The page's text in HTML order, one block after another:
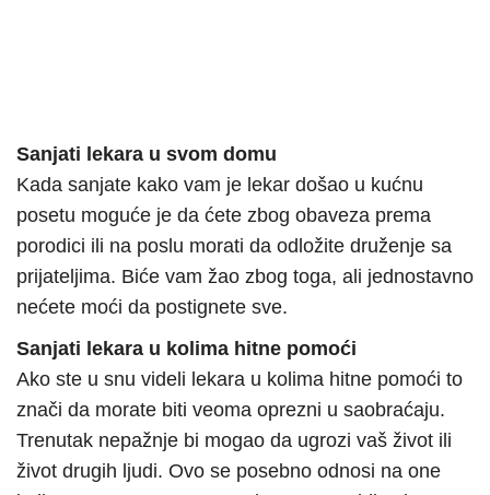
Sanjati lekara u svom domu
Kada sanjate kako vam je lekar došao u kućnu
posetu moguće je da ćete zbog obaveza prema
porodici ili na poslu morati da odložite druženje sa
prijateljima. Biće vam žao zbog toga, ali jednostavno
nećete moći da postignete sve.
Sanjati lekara u kolima hitne pomoći
Ako ste u snu videli lekara u kolima hitne pomoći to
znači da morate biti veoma oprezni u saobraćaju.
Trenutak nepažnje bi mogao da ugrozi vaš život ili
život drugih ljudi. Ovo se posebno odnosi na one